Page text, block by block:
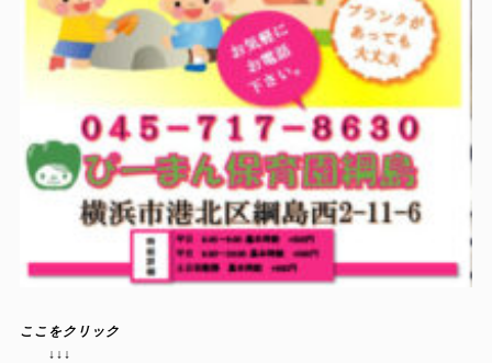
ここをクリック
↓↓↓